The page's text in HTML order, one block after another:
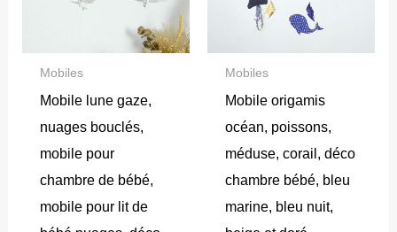
Mobiles
Mobile lune gaze,
nuages bouclés,
mobile pour
chambre de bébé,
mobile pour lit de
Mobiles
Mobile origamis
océan, poissons,
méduse, corail, déco
chambre bébé, bleu
marine, bleu nuit,